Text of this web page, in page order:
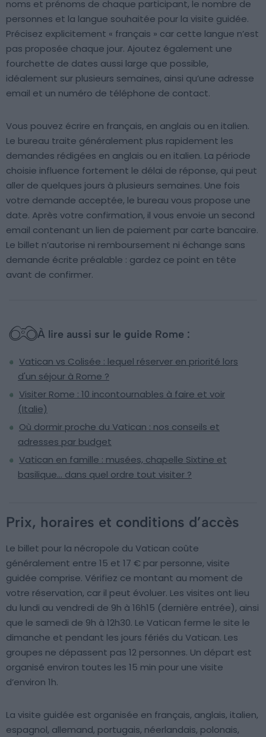
noms et prénoms de chaque participant, le nombre de
personnes et la langue souhaitée pour la visite guidée.
Précisez explicitement « français » car cette langue n’est
pas proposée chaque jour. Ajoutez également une
fourchette de dates aussi large que possible,
idéalement sur plusieurs semaines, ainsi qu’une adresse
email et un numéro de téléphone de contact.
Vous pouvez écrire en français, en anglais ou en italien.
Le bureau traite généralement plus rapidement les
demandes rédigées en anglais ou en italien. La période
choisie influence fortement le délai de réponse, qui peut
aller de quelques jours à plusieurs semaines. Une fois
votre demande acceptée, le bureau vous propose une
date. Après votre confirmation, il vous envoie un second
email contenant un lien de paiement par carte bancaire.
Le billet n’autorise ni remboursement ni échange sans
demande écrite préalable : gardez ce point en tête
avant de confirmer.
À lire aussi sur le guide Rome :
Vatican vs Colisée : lequel réserver en priorité lors
d'un séjour à Rome ?
Visiter Rome : 10 incontournables à faire et voir
(Italie)
Où dormir proche du Vatican : nos conseils et
adresses par budget
Vatican en famille : musées, chapelle Sixtine et
basilique… dans quel ordre tout visiter ?
Prix, horaires et conditions d’accès
Le billet pour la nécropole du Vatican coûte
généralement entre 15 et 17 € par personne, visite
guidée comprise. Vérifiez ce montant au moment de
votre réservation, car il peut évoluer. Les visites ont lieu
du lundi au vendredi de 9h à 16h15 (dernière entrée), ainsi
que le samedi de 9h à 12h30. Le Vatican ferme le site le
dimanche et pendant les jours fériés du Vatican. Les
groupes ne dépassent pas 12 personnes. Un départ est
organisé environ toutes les 15 min pour une visite
d’environ 1h.
La visite guidée est organisée en français, anglais, italien,
espagnol, allemand, portugais, néerlandais, polonais,